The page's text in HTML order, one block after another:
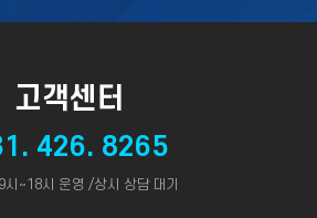
고객센터
426. 8265
시~18시 운영 /상시 상담 대기